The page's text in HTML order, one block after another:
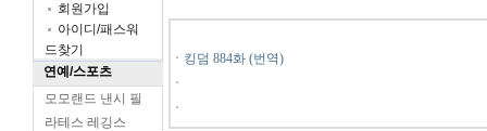
회원가입
아이디/패스워
드찾기
연예/스포츠
모모랜드 낸시 필
라테스 레깅스
ㆍ 킹덤 884화 (번역)
ㆍ
ㆍ